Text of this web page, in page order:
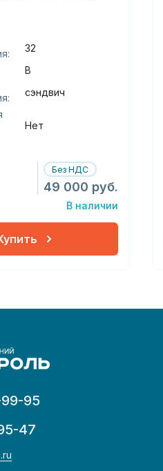
32
В
сэндвич
Нет
Без НДС
49 000 руб.
В наличии
95
47